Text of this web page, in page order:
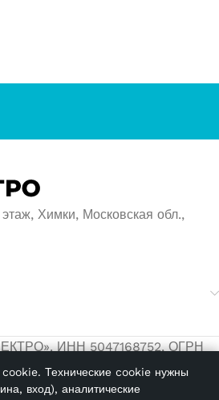
Химки, Московская обл.,
ИНН 5047168752, ОГРН
Технические cookie нужны
вход), аналитические